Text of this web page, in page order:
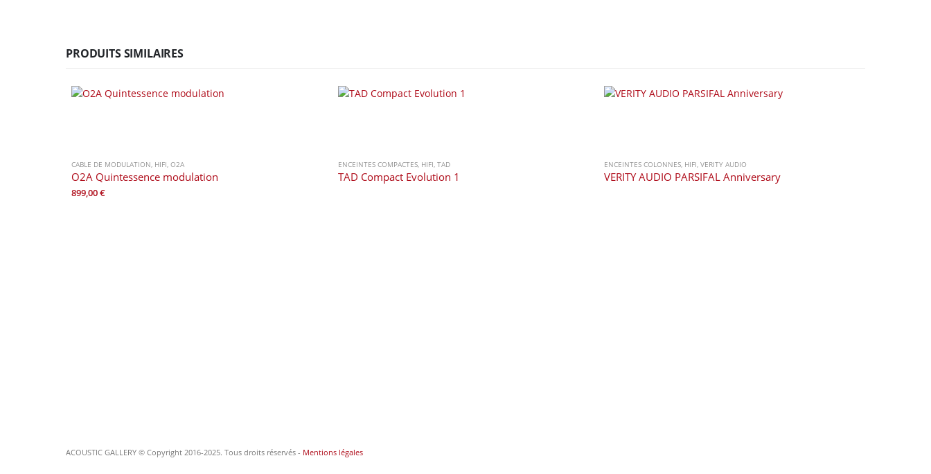
PRODUITS SIMILAIRES
CABLE DE MODULATION, HIFI, O2A
O2A Quintessence modulation
899,00€
ENCEINTES COMPACTES, HIFI, TAD
TAD Compact Evolution 1
ENCEINTES COLONNES, HIFI,VERITY AUDIO
VERITY AUDIO PARSIFAL Anniversary
ACOUSTIC GALLERY © Copyright 2016-2025. Tous droits réservés - Mentions légales